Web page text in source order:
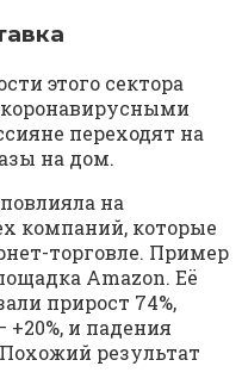
этого сектора
переходят на
на дом.
на
компаний, которые
торговле. Пример
Amazon. Её
прирост 74%,
и падения
результат